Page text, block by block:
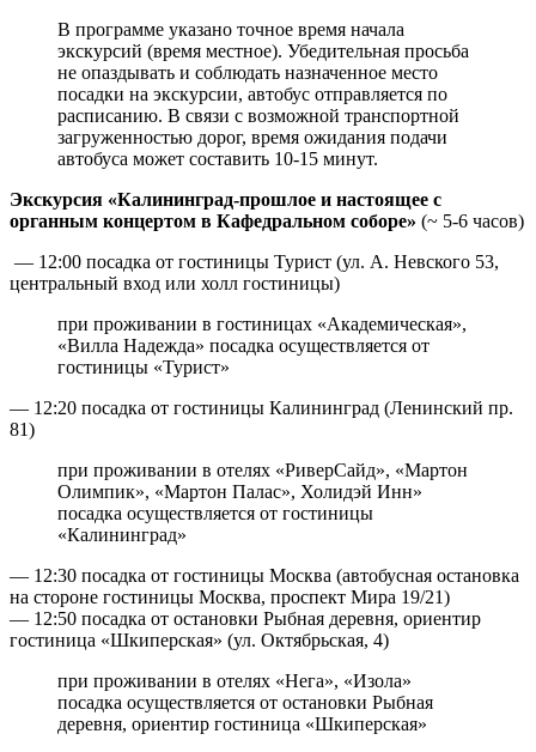
В программе указано точное время начала
экскурсий (время местное). Убедительная просьба
не опаздывать и соблюдать назначенное место
посадки на экскурсии, автобус отправляется по
расписанию. В связи с возможной транспортной
загруженностью дорог, время ожидания подачи
автобуса может составить 10-15 минут.
Экскурсия «Калининград-прошлое и настоящее с
органным концертом в Кафедральном соборе» (~ 5-6 часов)
— 12:00 посадка от гостиницы Турист (ул. А. Невского 53,
центральный вход или холл гостиницы)
при проживании в гостиницах «Академическая»,
«Вилла Надежда» посадка осуществляется от
гостиницы «Турист»
— 12:20 посадка от гостиницы Калининград (Ленинский пр.
81)
при проживании в отелях «РиверСайд», «Мартон
Олимпик», «Мартон Палас», Холидэй Инн»
посадка осуществляется от гостиницы
«Калининград»
— 12:30 посадка от гостиницы Москва (автобусная остановка
на стороне гостиницы Москва, проспект Мира 19/21)
— 12:50 посадка от остановки Рыбная деревня, ориентир
гостиница «Шкиперская» (ул. Октябрьская, 4)
при проживании в отелях «Нега», «Изола»
посадка осуществляется от остановки Рыбная
деревня, ориентир гостиница «Шкиперская»